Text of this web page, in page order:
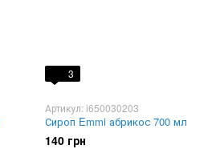
3
Артикул: i650030203
Сироп Emmi абрикос 700 мл
140 грн